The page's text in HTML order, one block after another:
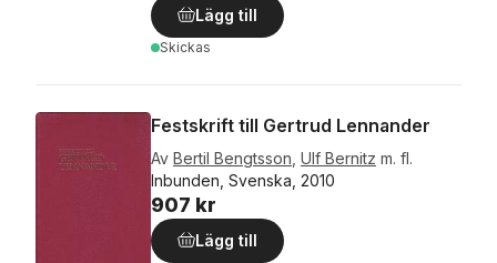
Lägg till
Skickas
Festskrift till Gertrud Lennander
Av Bertil Bengtsson Ulf Bernitz m. fl.
Inbunden, Svenska, 2010
907 kr
Lägg till